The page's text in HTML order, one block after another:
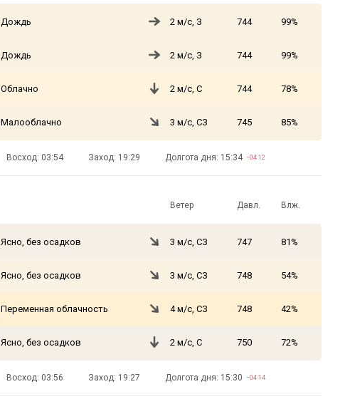
Дождь 2 м/с, З 744 99%
Дождь 2 м/с, З 744 99%
Облачно 2 м/с, С 744 78%
Малооблачно 3 м/с, СЗ 745 85%
Восход: 03:54 Заход: 19:29 Долгота дня: 15:34 −04:12
Ветер Давл. Влж.
Ясно, без осадков 3 м/с, СЗ 747 81%
Ясно, без осадков 3 м/с, СЗ 748 54%
Переменная облачность 4 м/с, СЗ 748 42%
Ясно, без осадков 2 м/с, С 750 72%
Восход: 03:56 Заход: 19:27 Долгота дня: 15:30 −04:14